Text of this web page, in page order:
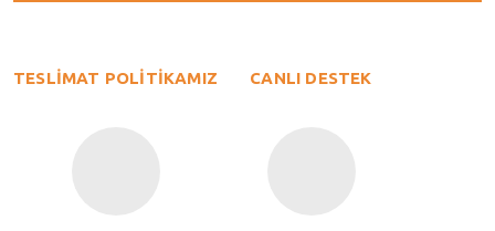
TESLİMAT POLİTİKAMIZ CANLI DESTEK